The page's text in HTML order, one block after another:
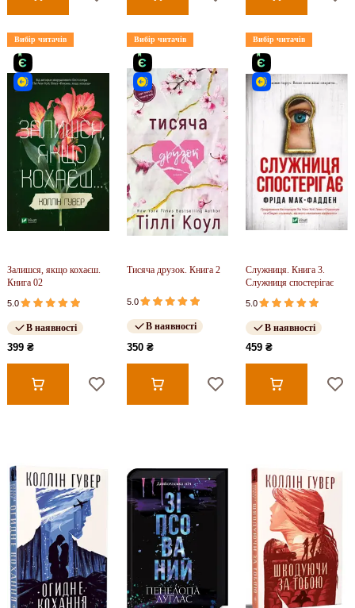
Вибір читачів
Залишся, якщо кохаєш.
Книга 02
5.0
В наявності
399 ₴
Вибір читачів
Тисяча друзок. Книга 2
5.0
В наявності
350 ₴
Вибір читачів
Служниця. Книга 3.
Служниця спостерігає
5.0
В наявності
459 ₴